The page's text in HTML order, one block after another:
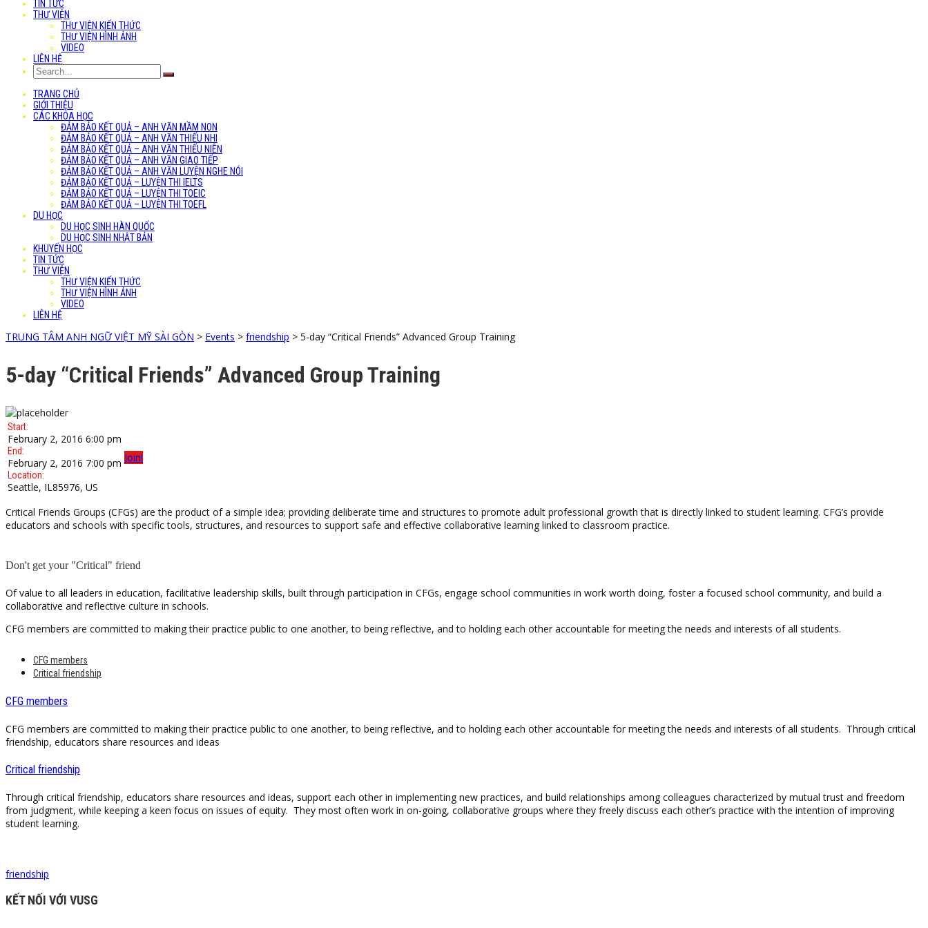
TIN TỨC
THƯ VIỆN
THƯ VIỆN KIẾN THỨC
THƯ VIỆN HÌNH ẢNH
VIDEO
LIÊN HỆ
TRANG CHỦ
GIỚI THIỆU
CÁC KHÓA HỌC
ĐẢM BẢO KẾT QUẢ – ANH VĂN MẦM NON
ĐẢM BẢO KẾT QUẢ – ANH VĂN THIẾU NHI
ĐẢM BẢO KẾT QUẢ – ANH VĂN THIẾU NIÊN
ĐẢM BẢO KẾT QUẢ – ANH VĂN GIAO TIẾP
ĐẢM BẢO KẾT QUẢ – ANH VĂN LUYỆN NGHE NÓI
ĐẢM BẢO KẾT QUẢ – LUYỆN THI IELTS
ĐẢM BẢO KẾT QUẢ – LUYỆN THI TOEIC
ĐẢM BẢO KẾT QUẢ – LUYỆN THI TOEFL
DU HỌC
DU HỌC SINH HÀN QUỐC
DU HỌC SINH NHẬT BẢN
KHUYẾN HỌC
TIN TỨC
THƯ VIỆN
THƯ VIỆN KIẾN THỨC
THƯ VIỆN HÌNH ẢNH
VIDEO
LIÊN HỆ
TRUNG TÂM ANH NGỮ VIỆT MỸ SÀI GÒN > Events > friendship > 5-day “Critical Friends” Advanced Group Training
5-day “Critical Friends” Advanced Group Training
Start:
February 2, 2016 6:00 pm
End:
February 2, 2016 7:00 pm
Location:
Seattle, IL85976, US
Join!
Critical Friends Groups (CFGs) are the product of a simple idea; providing deliberate time and structures to promote adult professional growth that is directly linked to student learning. CFG’s provide
educators and schools with specific tools, structures, and resources to support safe and effective collaborative learning linked to classroom practice.
Don't get your "Critical" friend
Of value to all leaders in education, facilitative leadership skills, built through participation in CFGs, engage school communities in work worth doing, foster a focused school community, and build a
collaborative and reflective culture in schools.
CFG members are committed to making their practice public to one another, to being reflective, and to holding each other accountable for meeting the needs and interests of all students.
CFG members
Critical friendship
CFG members
CFG members are committed to making their practice public to one another, to being reflective, and to holding each other accountable for meeting the needs and interests of all students. Through critical
friendship, educators share resources and ideas
Critical friendship
Through critical friendship, educators share resources and ideas, support each other in implementing new practices, and build relationships among colleagues characterized by mutual trust and freedom
from judgment, while keeping a keen focus on issues of equity. They most often work in on-going, collaborative groups where they freely discuss each other’s practice with the intention of improving
student learning.
friendship
KẾT NỐI VỚI VUSG